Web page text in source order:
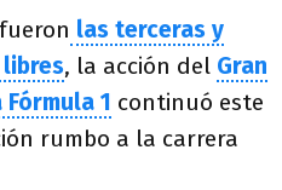
las terceras y
, la acción del Gran
Fórmula 1 continuó este
rumbo a la carrera